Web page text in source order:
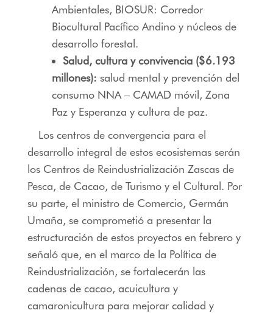
Ambientales, BIOSUR: Corredor
Biocultural Pacífico Andino y núcleos de
desarrollo forestal.
Salud, cultura y convivencia ($6.193
millones): salud mental y prevención del
consumo NNA – CAMAD móvil, Zona
Paz y Esperanza y cultura de paz.
Los centros de convergencia para el
desarrollo integral de estos ecosistemas serán
los Centros de Reindustrialización Zascas de
Pesca, de Cacao, de Turismo y el Cultural. Por
su parte, el ministro de Comercio, Germán
Umaña, se comprometió a presentar la
estructuración de estos proyectos en febrero y
señaló que, en el marco de la Política de
Reindustrialización, se fortalecerán las
cadenas de cacao, acuicultura y
camaronicultura para mejorar calidad y